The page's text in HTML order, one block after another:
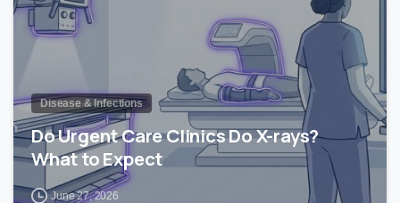
Disease & Infections
Do Urgent Care Clinics Do X-rays?
What to Expect
June 27, 2026